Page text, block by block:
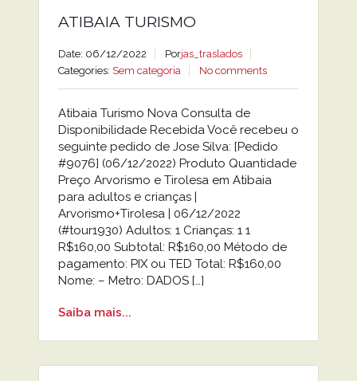
ATIBAIA TURISMO
Date: 06/12/2022 Porjas_traslados
Categories: Sem categoria No comments
Atibaia Turismo Nova Consulta de
Disponibilidade Recebida Você recebeu o
seguinte pedido de Jose Silva: [Pedido
#9076] (06/12/2022) Produto Quantidade
Preço Arvorismo e Tirolesa em Atibaia
para adultos e crianças |
Arvorismo+Tirolesa | 06/12/2022
(#tour1930) Adultos: 1 Crianças: 1 1
R$160,00 Subtotal: R$160,00 Método de
pagamento: PIX ou TED Total: R$160,00
Nome: – Metro: DADOS […]
Saiba mais...